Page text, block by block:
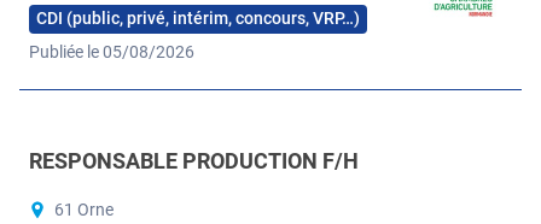
CDI (public, privé, intérim, concours, VRP…)
Publiée le 05/08/2026
RESPONSABLE PRODUCTION F/H
61 Orne